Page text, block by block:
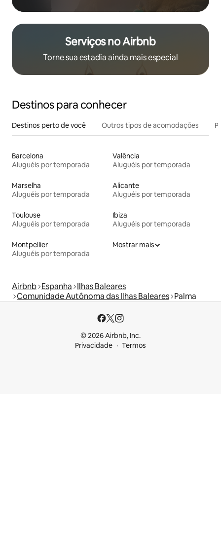
Serviços no Airbnb
Torne sua estadia ainda mais especial
Destinos para conhecer
Destinos perto de você Outros tipos de acomodações
Barcelona
Aluguéis por temporada
Valência
Aluguéis por temporada
Marselha
Aluguéis por temporada
Alicante
Aluguéis por temporada
Toulouse
Aluguéis por temporada
Ibiza
Aluguéis por temporada
Montpellier
Aluguéis por temporada
Mostrar mais
Airbnb Espanha Ilhas Baleares
Comunidade Autônoma das Ilhas Baleares Palma
© 2026 Airbnb, Inc.
Privacidade
Termos